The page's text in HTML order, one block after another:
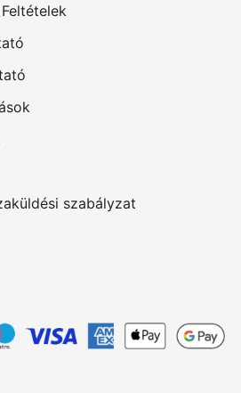
szabályzat